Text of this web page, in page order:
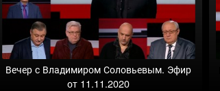
Вечер с Владимиром Соловьевым. Эфир
от 11.11.2020